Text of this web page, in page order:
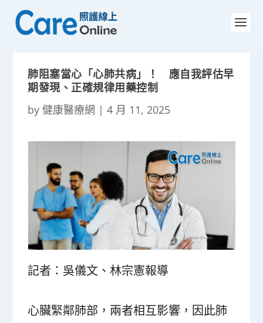
肺阻塞當心「心肺共病」！ 應自我評估早
期發現、正確規律用藥控制
by健康醫療網 |4 月 11, 2025
記者：吳儀文、林宗憲報導
心臟緊鄰肺部，兩者相互影響，因此肺